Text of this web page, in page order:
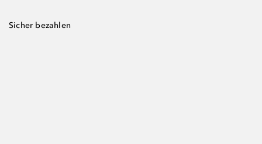
Sicher bezahlen